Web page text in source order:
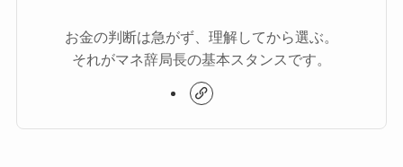
お金の判断は急がず、理解してから選ぶ。
それがマネ辞局長の基本スタンスです。